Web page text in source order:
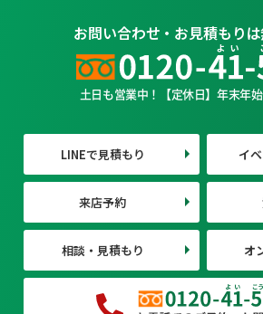
お問い合わせ・お見積もりは
土日も営業中！【定休日】年末年
LINEで見積もり イ
来店予約
相談・見積もり オ